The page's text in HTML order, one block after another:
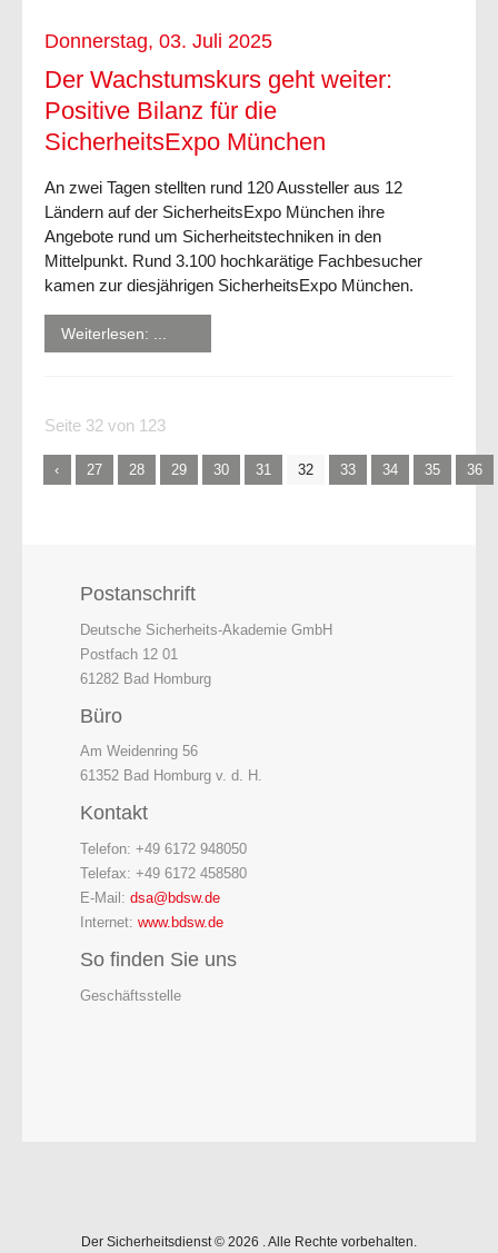
Donnerstag, 03. Juli 2025
Der Wachstumskurs geht weiter:
Positive Bilanz für die
SicherheitsExpo München
An zwei Tagen stellten rund 120 Aussteller aus 12
Ländern auf der SicherheitsExpo München ihre
Angebote rund um Sicherheitstechniken in den
Mittelpunkt. Rund 3.100 hochkarätige Fachbesucher
kamen zur diesjährigen SicherheitsExpo München.
Weiterlesen: ...
Seite 32 von 123
27 28 29 30 31 32 33 34 35 36
Postanschrift
Deutsche Sicherheits-Akademie GmbH
Postfach 12 01
61282 Bad Homburg
Büro
Am Weidenring 56
61352 Bad Homburg v. d. H.
Kontakt
Telefon: +49 6172 948050
Telefax: +49 6172 458580
E-Mail: dsa@bdsw.de
Internet: www.bdsw.de
So finden Sie uns
Geschäftsstelle
Der Sicherheitsdienst © 2026 . Alle Rechte vorbehalten.